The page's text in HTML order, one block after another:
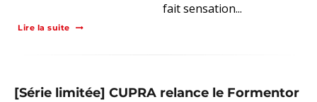
fait sensation...
Lire la suite
[Série limitée] CUPRA relance le Formentor